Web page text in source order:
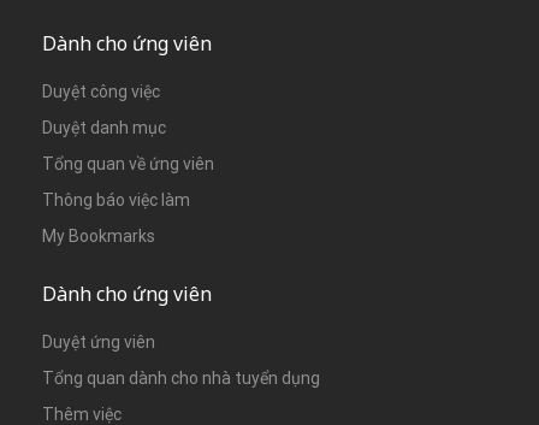
Dành cho ứng viên
Duyệt công việc
Duyệt danh mục
Tổng quan về ứng viên
Thông báo việc làm
My Bookmarks
Dành cho ứng viên
Duyệt ứng viên
Tổng quan dành cho nhà tuyển dụng
Thêm việc